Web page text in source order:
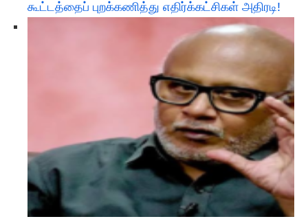
கூட்டத்தைப் புறக்கணித்து எதிர்க்கட்சிகள் அதிரடி!